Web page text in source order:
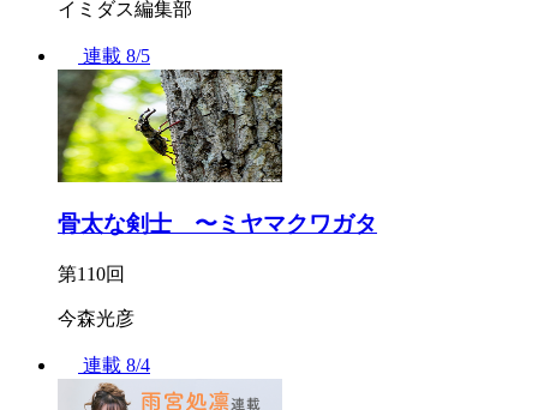
イミダス編集部
連載 8/5
骨太な剣士 〜ミヤマクワガタ
第110回
今森光彦
連載 8/4